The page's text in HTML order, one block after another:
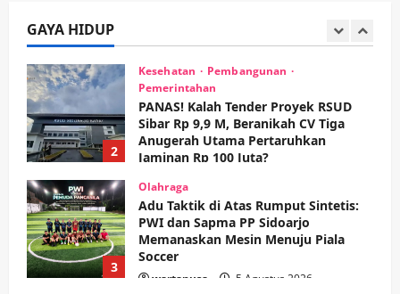
GAYA HIDUP
1
2
Kesehatan
Pembangunan
Pemerintahan
PANAS! Kalah Tender Proyek RSUD
Sibar Rp 9,9 M, Beranikah CV Tiga
Anugerah Utama Pertaruhkan
Jaminan Rp 100 Juta?
wartanusa
3
Olahraga
Adu Taktik di Atas Rumput Sintetis:
PWI dan Sapma PP Sidoarjo
Memanaskan Mesin Menuju Piala
Soccer
wartanusa 5 Agustus 2026